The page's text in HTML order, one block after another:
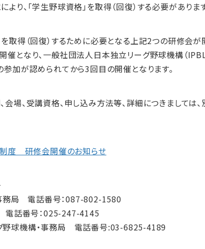
り、「学生野球資格」を取得（回復）する必要がありま
取得（回復）するために必要となる上記2つの研修会が
となり、一般社団法人日本独立リーグ野球機構（
参加が認められてから3回目の開催となります。
会場、受講資格、申し込み方法等、詳細につきまして
度 研修会開催のお知らせ
務局 電話番号：087-802-1580
電話番号：025-247-4145
野球機構・事務局 電話番号:03-6825-4189